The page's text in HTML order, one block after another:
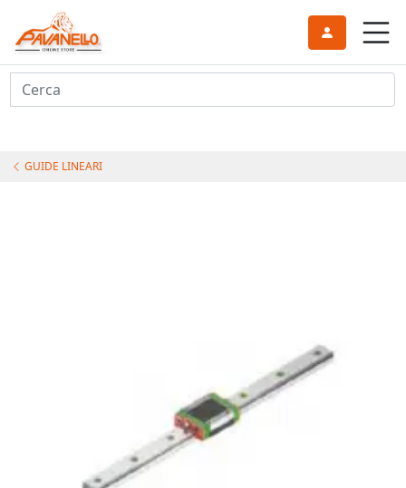
Cerca
GUIDE LINEARI